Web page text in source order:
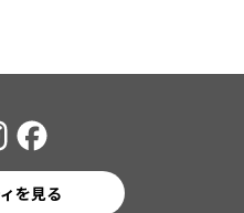
を見る